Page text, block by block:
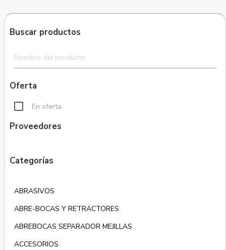
Buscar productos
Oferta
En oferta
Proveedores
Categorías
ABRASIVOS
ABRE-BOCAS Y RETRACTORES
ABREBOCAS SEPARADOR MEJILLAS
ACCESORIOS